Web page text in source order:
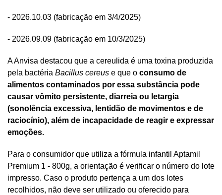
- 2026.10.03 (fabricação em 3/4/2025)
- 2026.09.09 (fabricação em 10/3/2025)
A Anvisa destacou que a cereulida é uma toxina produzida
pela bactéria Bacillus cereus e que o consumo de
alimentos contaminados por essa substância pode
causar vômito persistente, diarreia ou letargia
(sonolência excessiva, lentidão de movimentos e de
raciocínio), além de incapacidade de reagir e expressar
emoções.
Para o consumidor que utiliza a fórmula infantil Aptamil
Premium 1 - 800g, a orientação é verificar o número do lote
impresso. Caso o produto pertença a um dos lotes
recolhidos, não deve ser utilizado ou oferecido para